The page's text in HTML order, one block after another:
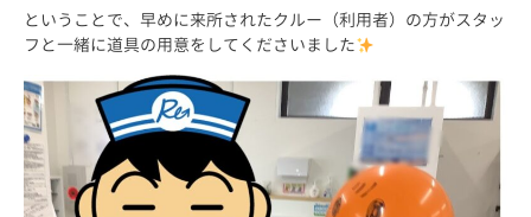
ということで、早めに来所されたクルー（利用者）の方がスタッ
フと一緒に道具の用意をしてくださいました